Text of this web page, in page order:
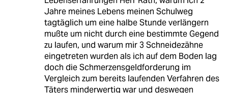
Jahre meines Lebens meinen Schulweg
tagtäglich um eine halbe Stunde verlängern
mußte um nicht durch eine bestimmte Gegend
zu laufen, und warum mir 3 Schneidezähne
eingetreten wurden als ich auf dem Boden lag
doch die Schmerzensgeldforderung im
Vergleich zum bereits laufenden Verfahren des
Täters minderwertig war und deswegen